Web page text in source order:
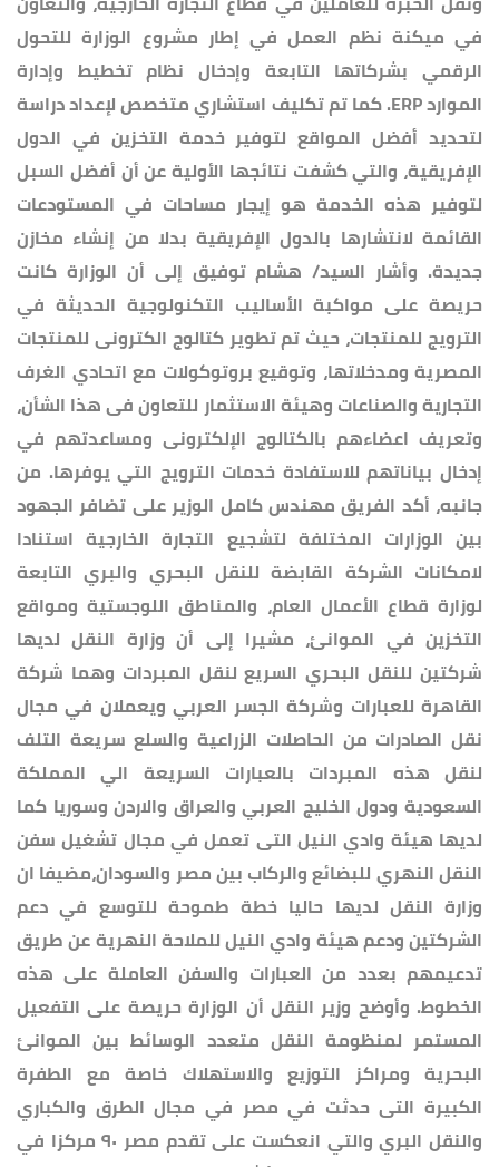
في ميكنة نظم العمل في إطار مشروع الوزارة للتحول
الرقمي بشركاتها التابعة وإدخال نظام تخطيط وإدارة
الموارد ERP. كما تم تكليف استشاري متخصص لإعداد دراسة
لتحديد أفضل المواقع لتوفير خدمة التخزين في الدول
الإفريقية، والتي كشفت نتائجها الأولية عن أن أفضل السبل
لتوفير هذه الخدمة هو إيجار مساحات في المستودعات
القائمة لانتشارها بالدول الإفريقية بدلا من إنشاء مخازن
جديدة. وأشار السيد/ هشام توفيق إلى أن الوزارة كانت
حريصة على مواكبة الأساليب التكنولوجية الحديثة في
الترويج للمنتجات، حيث تم تطوير كتالوج الكترونى للمنتجات
المصرية ومدخلاتها، وتوقيع بروتوكولات مع اتحادي الغرف
التجارية والصناعات وهيئة الاستثمار للتعاون فى هذا الشأن،
وتعريف اعضاءهم بالكتالوج الإلكترونى ومساعدتهم في
إدخال بياناتهم للاستفادة خدمات الترويج التي يوفرها. من
جانبه، أكد الفريق مهندس كامل الوزير على تضافر الجهود
بين الوزارات المختلفة لتشجيع التجارة الخارجية استنادا
لامكانات الشركة القابضة للنقل البحري والبري التابعة
لوزارة قطاع الأعمال العام، والمناطق اللوجستية ومواقع
التخزين في الموانئ، مشيرا إلى أن وزارة النقل لديها
شركتين للنقل البحري السريع لنقل المبردات وهما شركة
القاهرة للعبارات وشركة الجسر العربي ويعملان في مجال
نقل الصادرات من الحاصلات الزراعية والسلع سريعة التلف
لنقل هذه المبردات بالعبارات السريعة الي المملكة
السعودية ودول الخليج العربي والعراق والاردن وسوريا كما
لديها هيئة وادي النيل التى تعمل في مجال تشغيل سفن
النقل النهري للبضائع والركاب بين مصر والسودان،مضيفا ان
وزارة النقل لديها حاليا خطة طموحة للتوسع في دعم
الشركتين ودعم هيئة وادي النيل للملاحة النهرية عن طريق
تدعيمهم بعدد من العبارات والسفن العاملة على هذه
الخطوط. وأوضح وزير النقل أن الوزارة حريصة على التفعيل
المستمر لمنظومة النقل متعدد الوسائط بين الموانئ
البحرية ومراكز التوزيع والاستهلاك خاصة مع الطفرة
الكبيرة التى حدثت في مصر في مجال الطرق والكباري
والنقل البري والتي انعكست على تقدم مصر ٩٠ مركزا في